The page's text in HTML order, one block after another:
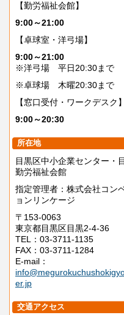
【勤労福祉会館】
9:00～21:00
【卓球室・洋弓場】
9:00～21:00
※洋弓場 平日20:30まで
※卓球場 木曜20:30まで
【窓口受付・ワークデスク】
9:00～20:30
所在地
目黒区中小企業センター・
勤労福祉会館
指定管理者：株式会社コン
ョンリンケージ
〒153-0063
東京都目黒区目黒2-4-36
TEL：03-3711-1135
FAX：03-3711-1284
E-mail：
er.jp
交通アクセス